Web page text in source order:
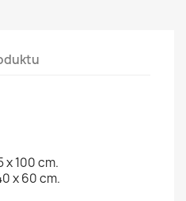
x 100 cm.
x 60 cm.